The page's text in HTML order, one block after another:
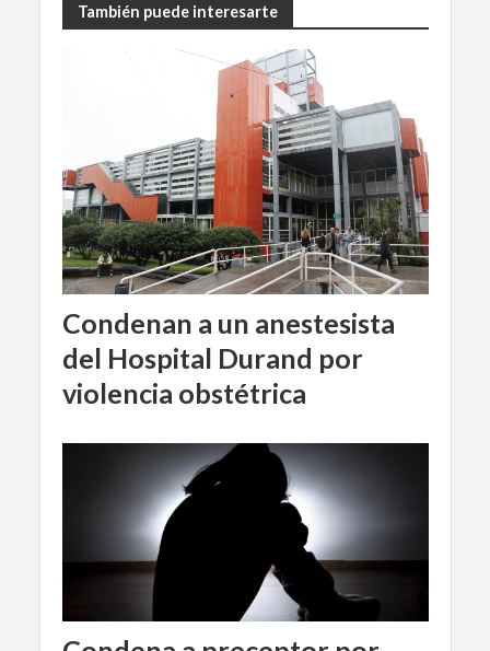
También puede interesarte
Condenan a un anestesista
del Hospital Durand por
violencia obstétrica